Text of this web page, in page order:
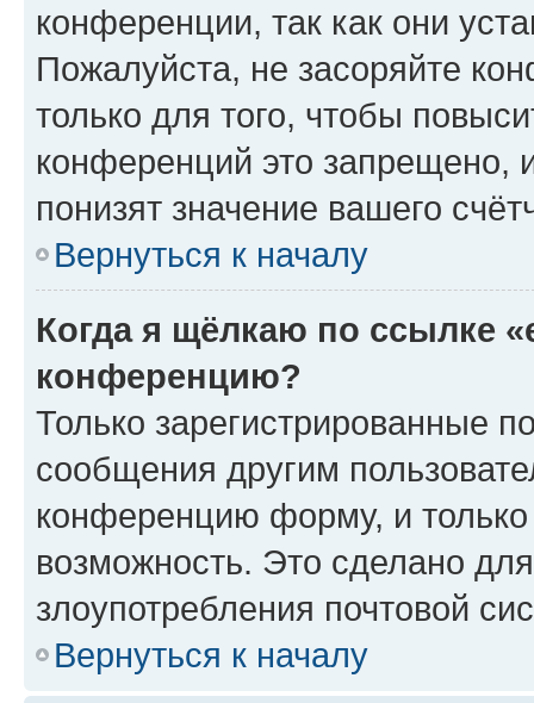
конференции, так как они
Пожалуйста, не засоряйте
только для того, чтобы
конференций это запрещено,
понизят значение вашего
Вернуться к началу
Когда я щёлкаю по ссылке
конференцию?
Только зарегистрированные
сообщения другим
конференцию форму, и
возможность. Это сделано
злоупотребления почтовой
Вернуться к началу